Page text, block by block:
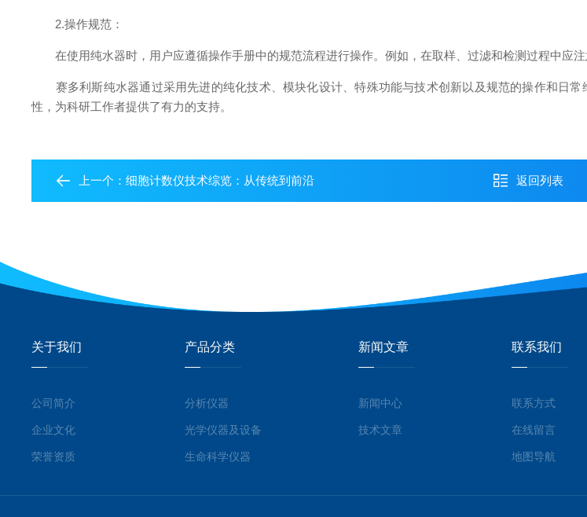
2.操作规范：
在使用纯水器时，用户应遵循操作手册中的规范流程进行操作。例如，在取样、过滤和检测过程中应注
赛多利斯纯水器通过采用先进的纯化技术、模块化设计、特殊功能与技术创新以及规范的操作和日
性，为科研工作者提供了有力的支持。
上一个：细胞计数仪技术综览：从传统到前沿 返回列表
关于我们
公司简介
企业文化
荣誉资质
产品分类
分析仪器
光学仪器及设备
生命科学仪器
新闻文章
新闻中心
技术文章
联系我们
联系方式
在线留言
地图导航